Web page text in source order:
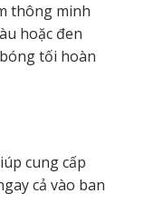
thông minh
hoặc đen
tối hoàn
cung cấp
cả vào ban